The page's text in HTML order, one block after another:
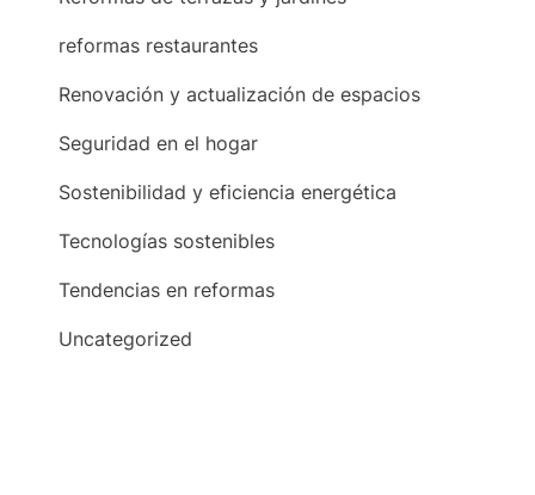
reformas restaurantes
Renovación y actualización de espacios
Seguridad en el hogar
Sostenibilidad y eficiencia energética
Tecnologías sostenibles
Tendencias en reformas
Uncategorized